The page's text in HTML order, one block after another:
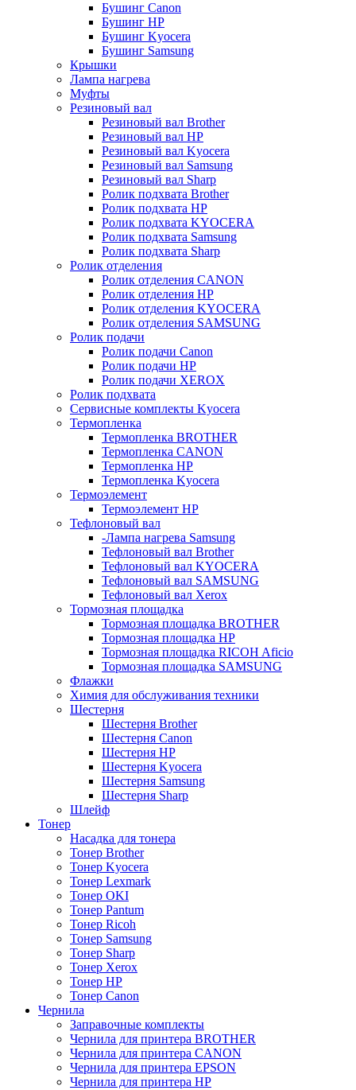
Бушинг Canon
Бушинг HP
Бушинг Kyocera
Бушинг Samsung
Крышки
Лампа нагрева
Муфты
Резиновый вал
Резиновый вал Brother
Резиновый вал HP
Резиновый вал Kyocera
Резиновый вал Samsung
Резиновый вал Sharp
Ролик подхвата Brother
Ролик подхвата HP
Ролик подхвата KYOCERA
Ролик подхвата Samsung
Ролик подхвата Sharp
Ролик отделения
Ролик отделения CANON
Ролик отделения HP
Ролик отделения KYOCERA
Ролик отделения SAMSUNG
Ролик подачи
Ролик подачи Canon
Ролик подачи HP
Ролик подачи XEROX
Ролик подхвата
Сервисные комплекты Kyocera
Термопленка
Термопленка BROTHER
Термопленка CANON
Термопленка HP
Термопленка Kyocera
Термоэлемент
Термоэлемент НР
Тефлоновый вал
-Лампа нагрева Samsung
Тефлоновый вал Brother
Тефлоновый вал KYOCERA
Тефлоновый вал SAMSUNG
Тефлоновый вал Xerox
Тормозная площадка
Тормозная площадка BROTHER
Тормозная площадка HP
Тормозная площадка RICOH Aficio
Тормозная площадка SAMSUNG
Флажки
Химия для обслуживания техники
Шестерня
Шестерня Brother
Шестерня Canon
Шестерня HP
Шестерня Kyocera
Шестерня Samsung
Шестерня Sharp
Шлейф
Тонер
Насадка для тонера
Тонер Brother
Тонер Kyocera
Тонер Lexmark
Тонер OKI
Тонер Pantum
Тонер Ricoh
Тонер Samsung
Тонер Sharp
Тонер Xerox
Тонер НР
Тонер Саnon
Чернила
Заправочные комплекты
Чернила для принтера BROTHER
Чернила для принтера CANON
Чернила для принтера EPSON
Чернила для принтера HP